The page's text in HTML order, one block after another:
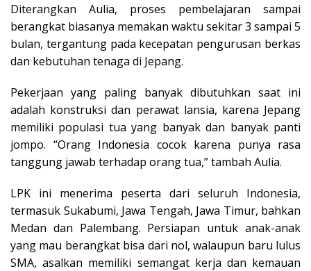
Diterangkan Aulia, proses pembelajaran sampai
berangkat biasanya memakan waktu sekitar 3 sampai 5
bulan, tergantung pada kecepatan pengurusan berkas
dan kebutuhan tenaga di Jepang.
Pekerjaan yang paling banyak dibutuhkan saat ini
adalah konstruksi dan perawat lansia, karena Jepang
memiliki populasi tua yang banyak dan banyak panti
jompo. “Orang Indonesia cocok karena punya rasa
tanggung jawab terhadap orang tua,” tambah Aulia.
LPK ini menerima peserta dari seluruh Indonesia,
termasuk Sukabumi, Jawa Tengah, Jawa Timur, bahkan
Medan dan Palembang. Persiapan untuk anak-anak
yang mau berangkat bisa dari nol, walaupun baru lulus
SMA, asalkan memiliki semangat kerja dan kemauan